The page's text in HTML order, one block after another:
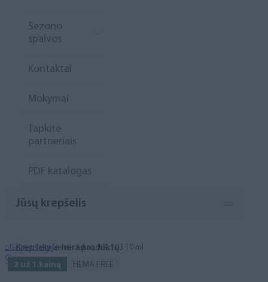
Sezono
spalvos
Kontaktai
Mokymai
Tapkite
partneriais
PDF katalogas
Jūsų krepšelis
Krepšelyje nėra produktų.
⌂Geliniai lakai Gelinis lakas, NR. 103 10 ml
2 už 1 kainą HEMA FREE
🔍